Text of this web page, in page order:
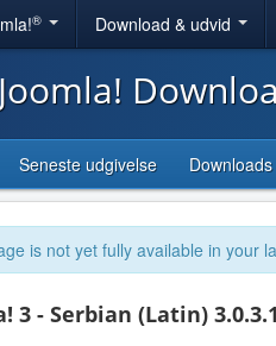
® Download & udvid
Joomla!
Seneste udgivelse Downloads
is not yet fully available in your
3 - Serbian (Latin) 3.0.3.1